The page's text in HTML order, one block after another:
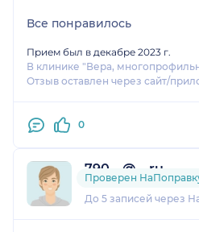
Все понравилось
Прием был в декабре 2023 г.
В клинике "Вера,
Отзыв оставлен через сайт/
0
790....@....ru
1 отзыв
До 5 записей через
Проверен